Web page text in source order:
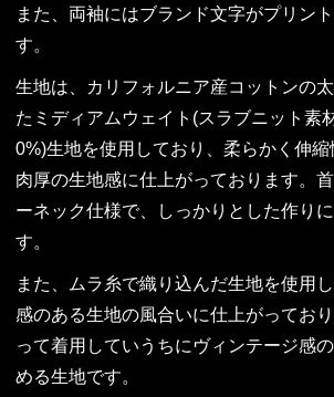
また、両袖にはブランド文字がプリン
す。
生地は、カリフォルニア産コットンの
たミディアムウェイト(スラブニット素
0%)生地を使用しており、柔らかく伸縮
肉厚の生地感に仕上がっております。
ーネック仕様で、しっかりとした作り
す。
また、ムラ糸で織り込んだ生地を使用
感のある生地の風合いに仕上がってお
って着用していうちにヴィンテージ感
める生地です。